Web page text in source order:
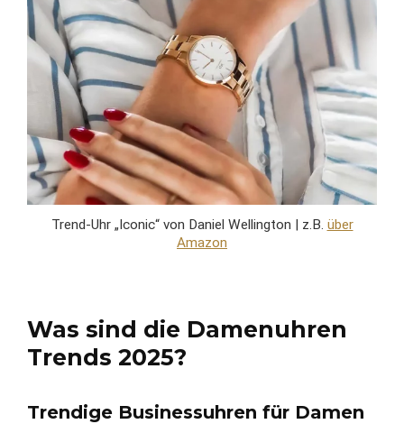
Trend-Uhr „Iconic“ von Daniel Wellington | z.B. über
Amazon
Was sind die Damenuhren
Trends 2025?
Trendige Businessuhren für Damen